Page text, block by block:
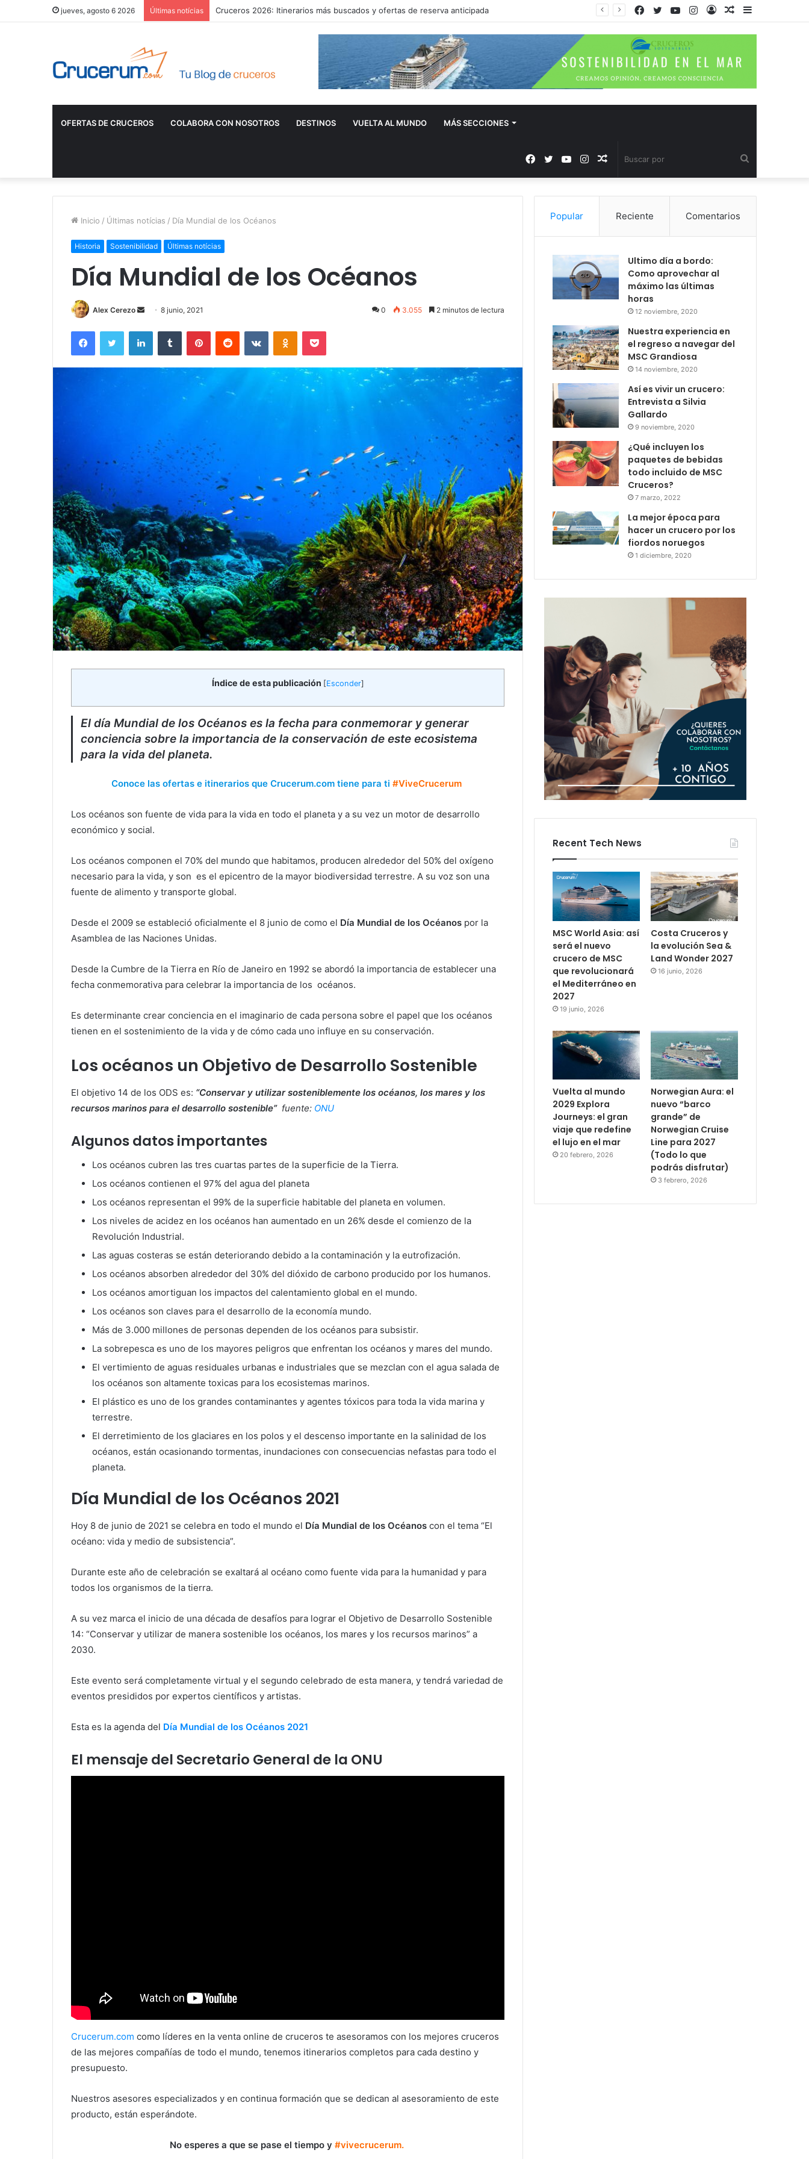
jueves, agosto 6 2026 Últimas notícias Cruceros 2026: Itinerarios más buscados y ofertas de reserva anticipada
Barra
Publicación
Acceso
Instagram
YouTube
Twitter
Facebook
OFERTAS DE CRUCEROS COLABORA CON NOSOTROS DESTINOS VUELTA AL MUNDO MÁS SECCIONES
por
Publicación
al
Instagram
YouTube
Twitter
Facebook
Inicio / Últimas notícias / Día Mundial de los Océanos
Historia Sostenibilidad Últimas notícias
Día Mundial de los Océanos
Alex Cerezo
Send8 junio, 2021 0 3.055 2 minutos de lectura
FacebookTwitter LinkedInTumblr PinterestReddit VKontakteOdnoklassniki
Pocket
Índice de esta publicación [Esconder]
El día Mundial de los Océanos es la fecha para conmemorar y generar
conciencia sobre la importancia de la conservación de este ecosistema
para la vida del planeta.
Conoce las ofertas e itinerarios que Crucerum.com tiene para ti #ViveCrucerum
Los océanos son fuente de vida para la vida en todo el planeta y a su vez un motor de desarrollo
económico y social.
Los océanos componen el 70% del mundo que habitamos, producen alrededor del 50% del oxígeno
necesario para la vida, y son es el epicentro de la mayor biodiversidad terrestre. A su voz son una
fuente de alimento y transporte global.
Desde el 2009 se estableció oficialmente el 8 junio de como el Día Mundial de los Océanos por la
Asamblea de las Naciones Unidas.
Desde la Cumbre de la Tierra en Río de Janeiro en 1992 se abordó la importancia de establecer una
fecha conmemorativa para celebrar la importancia de los océanos.
Es determinante crear conciencia en el imaginario de cada persona sobre el papel que los océanos
tienen en el sostenimiento de la vida y de cómo cada uno influye en su conservación.
Los océanos un Objetivo de Desarrollo Sostenible
El objetivo 14 de los ODS es: “Conservar y utilizar sosteniblemente los océanos, los mares y los
recursos marinos para el desarrollo sostenible” fuente: ONU
Algunos datos importantes
Los océanos cubren las tres cuartas partes de la superficie de la Tierra.
Los océanos contienen el 97% del agua del planeta
Los océanos representan el 99% de la superficie habitable del planeta en volumen.
Los niveles de acidez en los océanos han aumentado en un 26% desde el comienzo de la
Revolución Industrial.
Las aguas costeras se están deteriorando debido a la contaminación y la eutrofización.
Los océanos absorben alrededor del 30% del dióxido de carbono producido por los humanos.
Los océanos amortiguan los impactos del calentamiento global en el mundo.
Los océanos son claves para el desarrollo de la economía mundo.
Más de 3.000 millones de personas dependen de los océanos para subsistir.
La sobrepesca es uno de los mayores peligros que enfrentan los océanos y mares del mundo.
El vertimiento de aguas residuales urbanas e industriales que se mezclan con el agua salada de
los océanos son altamente toxicas para los ecosistemas marinos.
El plástico es uno de los grandes contaminantes y agentes tóxicos para toda la vida marina y
terrestre.
El derretimiento de los glaciares en los polos y el descenso importante en la salinidad de los
océanos, están ocasionando tormentas, inundaciones con consecuencias nefastas para todo el
planeta.
Día Mundial de los Océanos 2021
Hoy 8 de junio de 2021 se celebra en todo el mundo el Día Mundial de los Océanos con el tema “El
océano: vida y medio de subsistencia”.
Durante este año de celebración se exaltará al océano como fuente vida para la humanidad y para
todos los organismos de la tierra.
A su vez marca el inicio de una década de desafíos para lograr el Objetivo de Desarrollo Sostenible
14: “Conservar y utilizar de manera sostenible los océanos, los mares y los recursos marinos” a
2030.
Este evento será completamente virtual y el segundo celebrado de esta manera, y tendrá variedad de
eventos presididos por expertos científicos y artistas.
Esta es la agenda del Día Mundial de los Océanos 2021
El mensaje del Secretario General de la ONU
Crucerum.com como líderes en la venta online de cruceros te asesoramos con los mejores cruceros
de las mejores compañías de todo el mundo, tenemos itinerarios completos para cada destino y
presupuesto.
Nuestros asesores especializados y en continua formación que se dedican al asesoramiento de este
producto, están esperándote.
No esperes a que se pase el tiempo y #vivecrucerum.
Popular Reciente Comentarios
Ultimo día a bordo:
Como aprovechar al
máximo las últimas
horas
12 noviembre, 2020
Nuestra experiencia en
el regreso a navegar del
MSC Grandiosa
14 noviembre, 2020
Así es vivir un crucero:
Entrevista a Silvia
Gallardo
9 noviembre, 2020
¿Qué incluyen los
paquetes de bebidas
todo incluido de MSC
Cruceros?
7 marzo, 2022
La mejor época para
hacer un crucero por los
fiordos noruegos
1 diciembre, 2020
Recent Tech News
MSC World Asia: así
será el nuevo
crucero de MSC
que revolucionará
el Mediterráneo en
2027
19 junio, 2026
Costa Cruceros y
la evolución Sea &
Land Wonder 2027
16 junio, 2026
Vuelta al mundo
2029 Explora
Journeys: el gran
viaje que redefine
el lujo en el mar
20 febrero, 2026
Norwegian Aura: el
nuevo “barco
grande” de
Norwegian Cruise
Line para 2027
(Todo lo que
podrás disfrutar)
3 febrero, 2026